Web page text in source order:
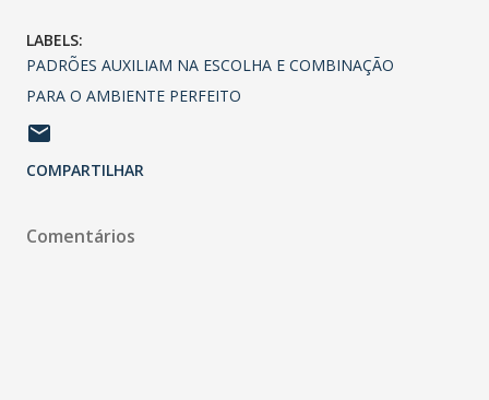
LABELS:
PADRÕES AUXILIAM NA ESCOLHA E COMBINAÇÃO
PARA O AMBIENTE PERFEITO
COMPARTILHAR
Comentários